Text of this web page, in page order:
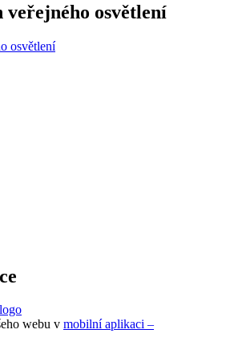
osvětlení
osvětlení
webu v mobilní aplikaci –